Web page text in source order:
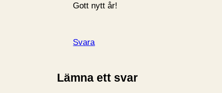
Gott nytt år!
Svara
Lämna ett svar